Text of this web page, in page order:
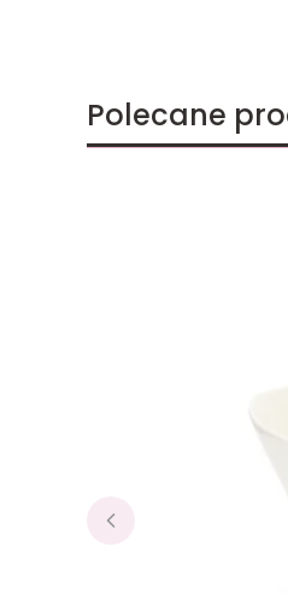
Polecane